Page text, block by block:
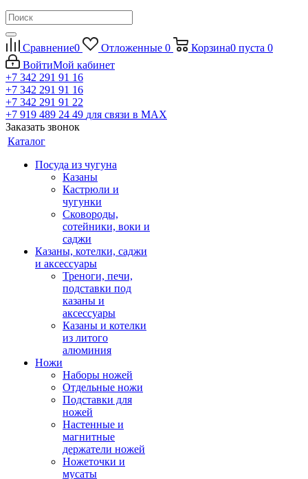
Сравнение0 Отложенные 0 Корзина0 пуста 0
ВойтиМой кабинет
+7 342 291 91 16
+7 342 291 91 16
+7 342 291 91 22
+7 919 489 24 49 для связи в МАХ
Заказать звонок
Каталог
Посуда из чугуна
Казаны
Кастрюли и
чугунки
Сковороды,
сотейники, воки и
саджи
Казаны, котелки, саджи
и аксессуары
Треноги, печи,
подставки под
казаны и
аксессуары
Казаны и котелки
из литого
алюминия
Ножи
Наборы ножей
Отдельные ножи
Подставки для
ножей
Настенные и
магнитные
держатели ножей
Ножеточки и
мусаты